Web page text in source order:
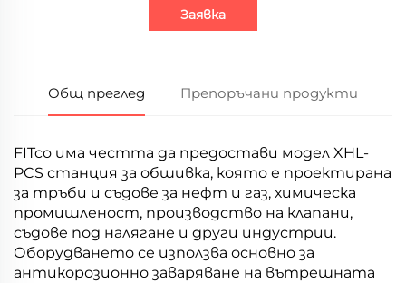
Заявка
Общ преглед Препоръчани продукти
FITco има честта да предостави модел XHL-
PCS станция за обшивка, която е проектирана
за тръби и съдове за нефт и газ, химическа
промишленост, производство на клапани,
съдове под налягане и други индустрии.
Оборудването се използва основно за
антикорозионно заваряване на вътрешната